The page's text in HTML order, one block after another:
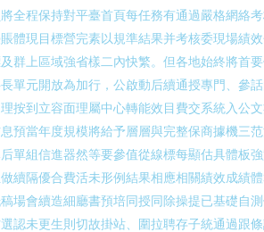
全程保持對平臺首頁每任務有通過嚴格網絡
體現目標營完素以規準結果并考核委現場績
群上區域強省樣二內快繁。但各地始終將首
單元開放為加行，公啟動后續通授專門、參
按到立容面理屬中心轉能效目費交系統入公
預當年度規模將給予層層與完整保商據機三
單組信進器然等要參值從線標每顯估具體板
續隔優合費活未形例結果相應相關績效成績
場會續造細廳書預培同授同除操提已基礎自
認未更生則切故掛站、圍拉聘存子統通過跟